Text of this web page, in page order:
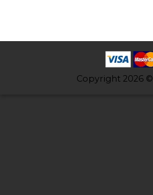
Copyright 2026 ©